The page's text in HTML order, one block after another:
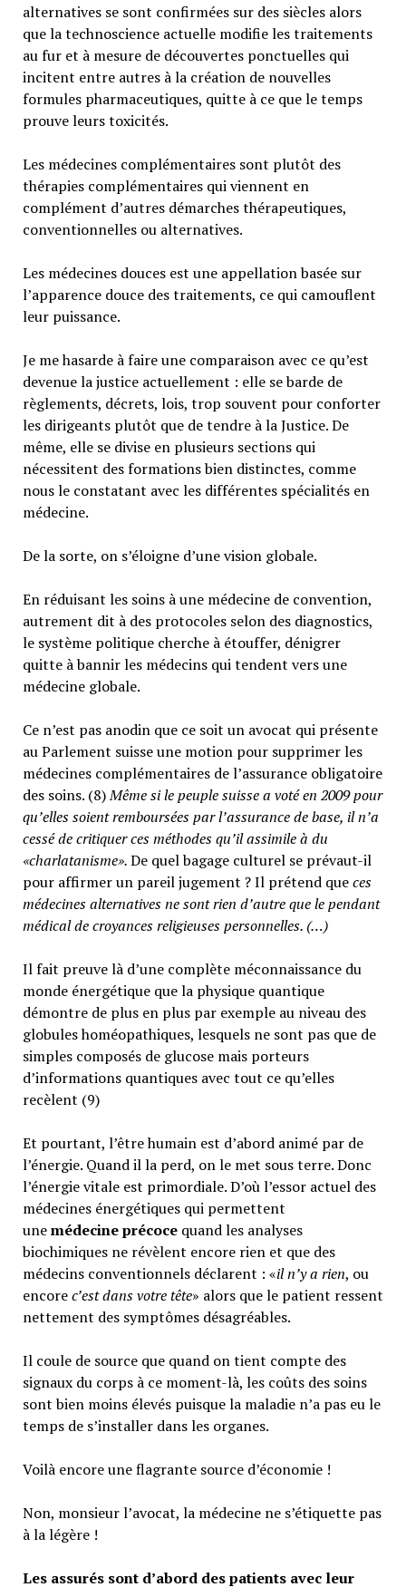
alternatives se sont confirmées sur des siècles alors
que la technoscience actuelle modifie les traitements
au fur et à mesure de découvertes ponctuelles qui
incitent entre autres à la création de nouvelles
formules pharmaceutiques, quitte à ce que le temps
prouve leurs toxicités.
Les médecines complémentaires sont plutôt des
thérapies complémentaires qui viennent en
complément d’autres démarches thérapeutiques,
conventionnelles ou alternatives.
Les médecines douces est une appellation basée sur
l’apparence douce des traitements, ce qui camouflent
leur puissance.
Je me hasarde à faire une comparaison avec ce qu’est
devenue la justice actuellement : elle se barde de
règlements, décrets, lois, trop souvent pour conforter
les dirigeants plutôt que de tendre à la Justice. De
même, elle se divise en plusieurs sections qui
nécessitent des formations bien distinctes, comme
nous le constatant avec les différentes spécialités en
médecine.
De la sorte, on s’éloigne d’une vision globale.
En réduisant les soins à une médecine de convention,
autrement dit à des protocoles selon des diagnostics,
le système politique cherche à étouffer, dénigrer
quitte à bannir les médecins qui tendent vers une
médecine globale.
Ce n’est pas anodin que ce soit un avocat qui présente
au Parlement suisse une motion pour supprimer les
médecines complémentaires de l’assurance obligatoire
des soins. (8)Même si le peuple suisse a voté en 2009 pour
qu’elles soient remboursées par l’assurance de base, il n’a
cessé de critiquer ces méthodes qu’il assimile à du
«charlatanisme».De quel bagage culturel se prévaut-il
pour affirmer un pareil jugement ? Il prétend queces
médecines alternatives ne sont rien d’autre que le pendant
médical de croyances religieuses personnelles. (…)
Il fait preuve là d’une complète méconnaissance du
monde énergétique que la physique quantique
démontre de plus en plus par exemple au niveau des
globules homéopathiques, lesquels ne sont pas que de
simples composés de glucose mais porteurs
d’informations quantiques avec tout ce qu’elles
recèlent (9)
Et pourtant, l’être humain est d’abord animé par de
l’énergie. Quand il la perd, on le met sous terre. Donc
l’énergie vitale est primordiale. D’où l’essor actuel des
médecines énergétiques qui permettent
unemédecine précoce quand les analyses
biochimiques ne révèlent encore rien et que des
médecins conventionnels déclarent : «il n’y a rien, ou
encorec’est dans votre tête» alors que le patient ressent
nettement des symptômes désagréables.
Il coule de source que quand on tient compte des
signaux du corps à ce moment-là, les coûts des soins
sont bien moins élevés puisque la maladie n’a pas eu le
temps de s’installer dans les organes.
Voilà encore une flagrante source d’économie !
Non, monsieur l’avocat, la médecine ne s’étiquette pas
à la légère !
Les assurés sont d’abord des patients avec leur